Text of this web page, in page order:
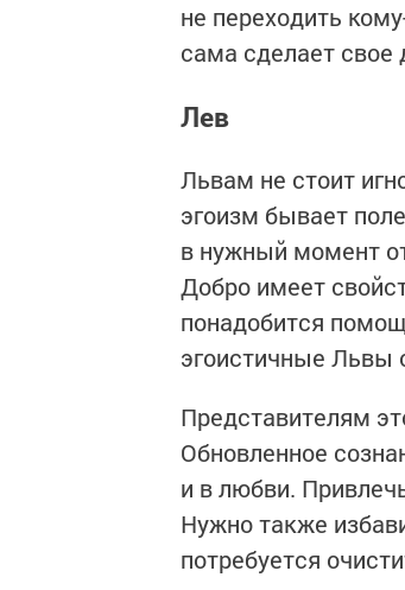
не переходить
сама сделает свое
Лев
Львам не стоит
эгоизм бывает
в нужный момент
Добро имеет
понадобится
эгоистичные Львы
Представителям
Обновленное
и в любви.
Нужно также
потребуется